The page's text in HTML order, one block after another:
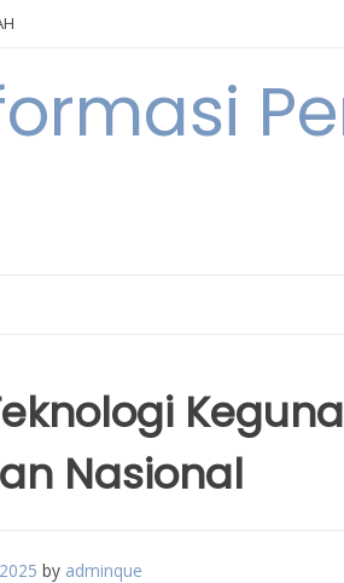
Nasional
by adminque